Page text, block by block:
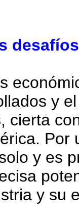
desafíos
y
cierta
Por
y es
y su